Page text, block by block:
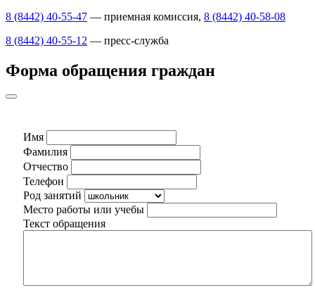
8 (8442) 40-55-47 — приемная комиссия, 8 (8442) 40-58-08
8 (8442) 40-55-12 — пресс-служба
Форма обращения граждан
Имя
Фамилия
Отчество
Телефон
Род занятий
Место работы или учебы
Текст обращения